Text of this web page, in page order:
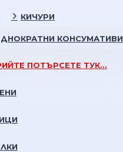
КИЧУРИ
КОНСУМАТИВИ
ПОТЪРСЕТЕ ТУК...